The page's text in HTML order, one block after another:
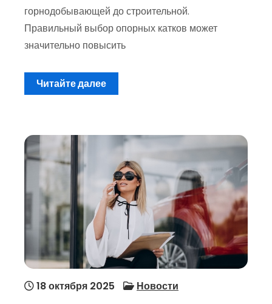
горнодобывающей до строительной.
Правильный выбор опорных катков может
значительно повысить
Читайте далее
18 октября 2025 Новости